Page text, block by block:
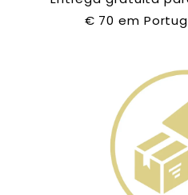
€ 70 em